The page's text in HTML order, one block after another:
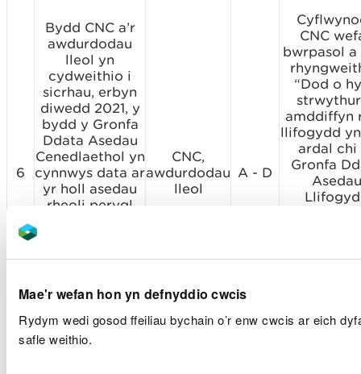
Mae'r wefan hon yn defnyddio cwcis
Rydym wedi gosod ffeiliau bychain o’r enw cwcis ar eich
safle weithio.
6
Bydd CNC a’r
awdurdodau
lleol yn
cydweithio i
sicrhau, erbyn
diwedd 2021, y
bydd y Gronfa
Ddata Asedau
Cenedlaethol yn
cynnwys data ar
yr holl asedau
rheoli perygl
erydu arfordirol
berchen arnynt
neu’n eu dynodi.
CNC,
awdurdodau
lleol
A - D
CNC
bwrpasol a
“Dod o
amddiffyn
llifogydd
ardal chi
Gronfa
Asedau
ceir data
gan 20